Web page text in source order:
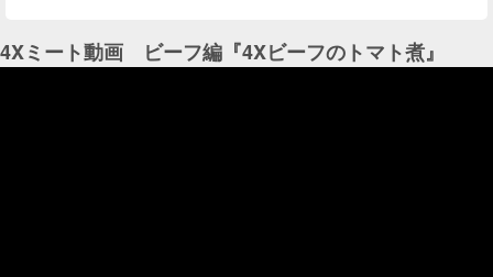
4Xミート動画 ビーフ編『4Xビーフのトマト煮』